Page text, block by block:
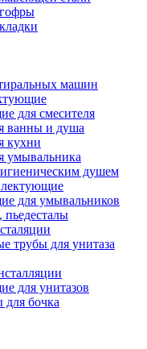
машин
для смесителя
ванны и душа
кухни
умывальника
душем
для умывальников
трубы для унитаза
для унитазов
для бочка